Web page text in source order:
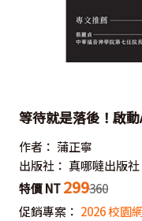
等待就是落後！啟
作者： 蒲正寧
出版社： 真哪噠出版社
特價 NT 299360
促銷專案： 2026 校園